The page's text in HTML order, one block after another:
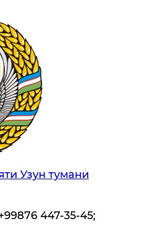
Узун тумани
447-35-45;